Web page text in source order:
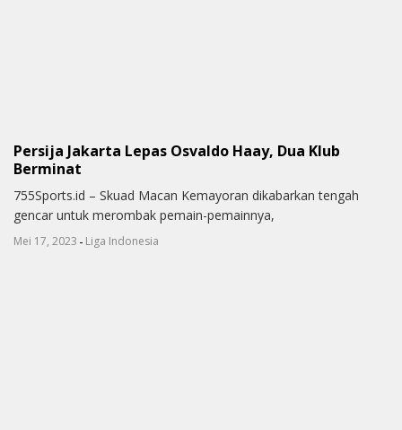
Persija Jakarta Lepas Osvaldo Haay, Dua Klub
Berminat
755Sports.id – Skuad Macan Kemayoran dikabarkan tengah
gencar untuk merombak pemain-pemainnya,
Mei 17, 2023 - Liga Indonesia